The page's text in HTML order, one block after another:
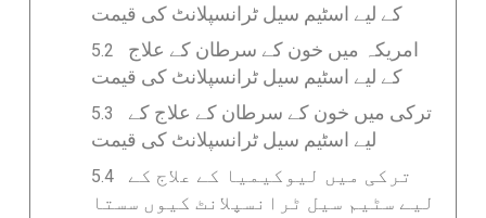
کے لیے اسٹیم سیل ٹرانسپلانٹ کی قیمت
امریکہ میں خون کے سرطان کے علاج
کے لیے اسٹیم سیل ٹرانسپلانٹ کی قیمت
ترکی میں خون کے سرطان کے علاج کے
لیے اسٹیم سیل ٹرانسپلانٹ کی قیمت
ترکی میں لیوکیمیا کے علاج کے
لیے سٹیم سیل ٹرانسپلانٹ کیوں سستا